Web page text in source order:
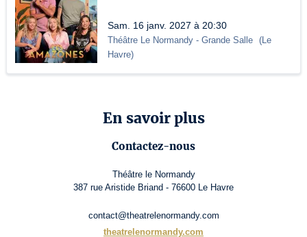
Sam. 16 janv. 2027 à 20:30
Théâtre Le Normandy - Grande Salle (Le
Havre)
En savoir plus
Contactez-nous
Théâtre le Normandy
387 rue Aristide Briand - 76600 Le Havre
contact@theatrelenormandy.com
theatrelenormandy.com